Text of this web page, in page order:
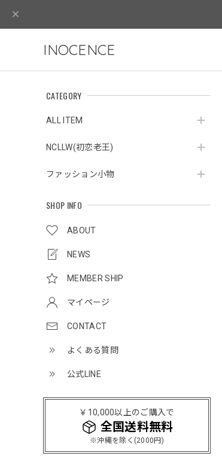
INOCENCE
CATEGORY
ALL ITEM
NCLLW(初恋老王)
ファッション小物
SHOP INFO
ABOUT
NEWS
MEMBER SHIP
マイページ
CONTACT
よくある質問
公式LINE
￥10,000以上のご購入で
全国送料無料
※沖縄を除く(2000円)